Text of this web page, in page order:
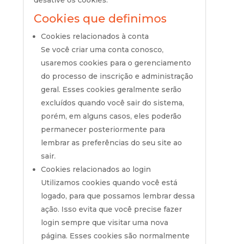
Cookies que definimos
Cookies relacionados à conta
Se você criar uma conta conosco,
usaremos cookies para o gerenciamento
do processo de inscrição e administração
geral. Esses cookies geralmente serão
excluídos quando você sair do sistema,
porém, em alguns casos, eles poderão
permanecer posteriormente para
lembrar as preferências do seu site ao
sair.
Cookies relacionados ao login
Utilizamos cookies quando você está
logado, para que possamos lembrar dessa
ação. Isso evita que você precise fazer
login sempre que visitar uma nova
página. Esses cookies são normalmente